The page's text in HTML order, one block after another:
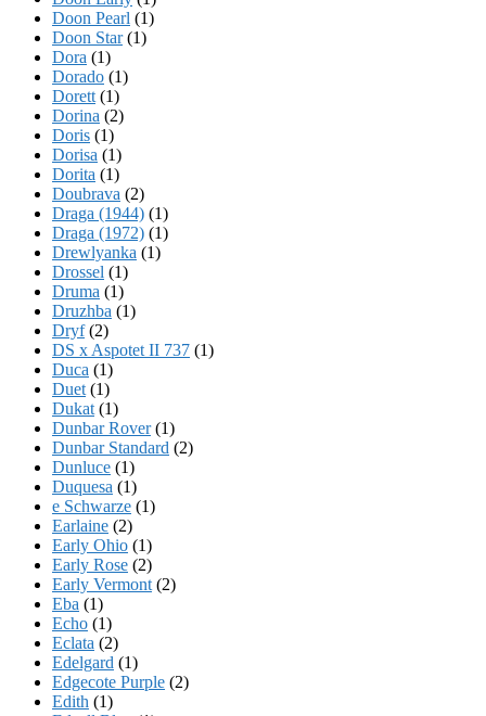
Doon Pearl (1)
Doon Star(1)
Dora (1)
Dorado (1)
Dorett (1)
Dorina (2)
Doris (1)
Dorisa (1)
Dorita (1)
Doubrava (2)
Draga (1944) (1)
Draga (1972) (1)
Drewlyanka (1)
Drossel (1)
Druma (1)
Druzhba (1)
Dryf(2)
DS x Aspotet II 737 (1)
Duca (1)
Duet (1)
Dukat (1)
Dunbar Rover(1)
Dunbar Standard (2)
Dunluce (1)
Duquesa (1)
e Schwarze (1)
Earlaine (2)
Early Ohio (1)
Early Rose (2)
Early Vermont (2)
Eba (1)
Echo (1)
Eclata (2)
Edelgard (1)
Edgecote Purple (2)
Edith (1)